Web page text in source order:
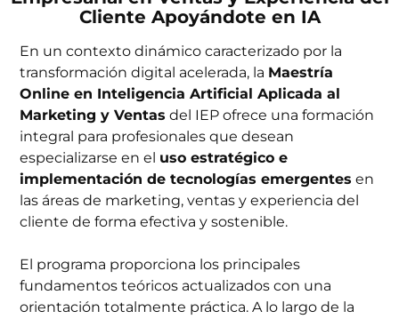
Cliente Apoyándote en IA
En un contexto dinámico caracterizado por la
transformación digital acelerada, la Maestría
Online en Inteligencia Artificial Aplicada al
Marketing y Ventas del IEP ofrece una formación
integral para profesionales que desean
especializarse en el uso estratégico e
implementación de tecnologías emergentes en
las áreas de marketing, ventas y experiencia del
cliente de forma efectiva y sostenible.
El programa proporciona los principales
fundamentos teóricos actualizados con una
orientación totalmente práctica. A lo largo de la